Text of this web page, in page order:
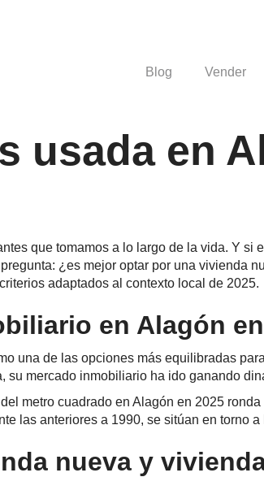
Blog Vender
usada en
que tomamos a lo largo de la vida. Y
¿es mejor optar por una vivienda
adaptados al contexto local de 2025.
en Alagón
una de las opciones más equilibradas
mercado inmobiliario ha ido ganando
metro cuadrado en Alagón en 2025
las anteriores a 1990, se sitúan en torno a
nueva y